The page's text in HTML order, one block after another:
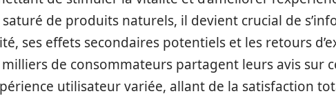
saturé de produits naturels, il devient crucial de
ses effets secondaires potentiels et les retours
de consommateurs partagent leurs avis sur
utilisateur variée, allant de la satisfaction